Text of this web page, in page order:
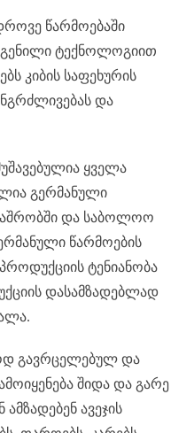
წარმოებაში
ტექნოლოგიით
კიბის საფეხურის
და
ყველა
გერმანული
და საბოლოო
წარმოების
ტენიანობა
დასამზადებლად
გავრცელებულ და
შიდა და გარე
ავეჯის